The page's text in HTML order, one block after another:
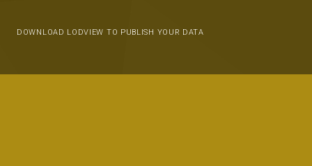
DOWNLOAD LODVIEW TO PUBLISH YOUR DATA